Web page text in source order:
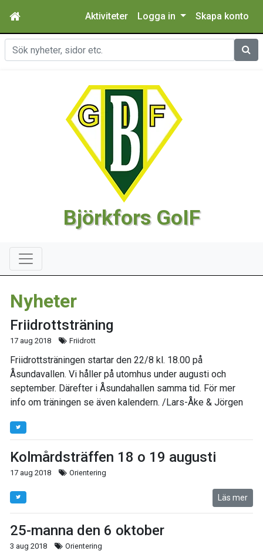
Aktiviteter Logga in Skapa konto
Sök
Björkfors GoIF
Nyheter
Friidrottsträning
17 aug 2018 Friidrott
Friidrottsträningen startar den 22/8 kl. 18.00 på
Åsundavallen. Vi håller på utomhus under augusti och
september. Därefter i Åsundahallen samma tid. För mer
info om träningen se även kalendern. /Lars-Åke & Jörgen
Kolmårdsträffen 18 o 19 augusti
17 aug 2018 Orientering
Läs mer
25-manna den 6 oktober
3 aug 2018 Orientering